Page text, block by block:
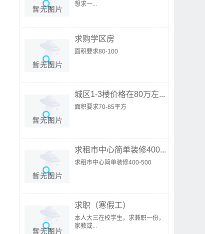
想求一...
求购学区房
面积要求80-100
城区1-3楼价格在80万左...
面积要求70-85平方
求租市中心简单装修400...
求租市中心简单装修400-500
求职（寒假工）
本人大三在校学生，求兼职一份，
家教或...